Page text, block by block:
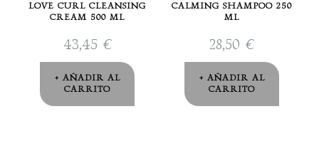
LOVE CURL CLEANSING
CREAM 500 ML
43,45 €
AÑADIR AL
CARRITO
CALMING SHAMPOO 250
ML
28,50 €
AÑADIR AL
CARRITO